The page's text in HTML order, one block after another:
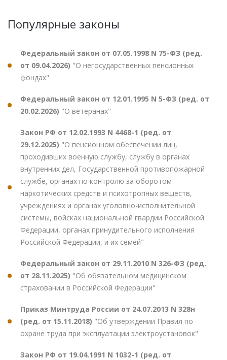
Популярные законы
Федеральный закон от 07.05.1998 N 75-ФЗ (ред.
от 09.04.2026) "О негосударственных пенсионных
фондах"
Федеральный закон от 12.01.1995 N 5-ФЗ (ред. от
20.02.2026) "О ветеранах"
Закон РФ от 12.02.1993 N 4468-1 (ред. от
29.12.2025) "О пенсионном обеспечении лиц,
проходивших военную службу, службу в органах
внутренних дел, Государственной противопожарной
службе, органах по контролю за оборотом
наркотических средств и психотропных веществ,
учреждениях и органах уголовно-исполнительной
системы, войсках национальной гвардии Российской
Федерации, органах принудительного исполнения
Российской Федерации, и их семей"
Федеральный закон от 29.11.2010 N 326-ФЗ (ред.
от 28.11.2025) "Об обязательном медицинском
страховании в Российской Федерации"
Приказ Минтруда России от 24.07.2013 N 328н
(ред. от 15.11.2018) "Об утверждении Правил по
охране труда при эксплуатации электроустановок"
Закон РФ от 19.04.1991 N 1032-1 (ред. от